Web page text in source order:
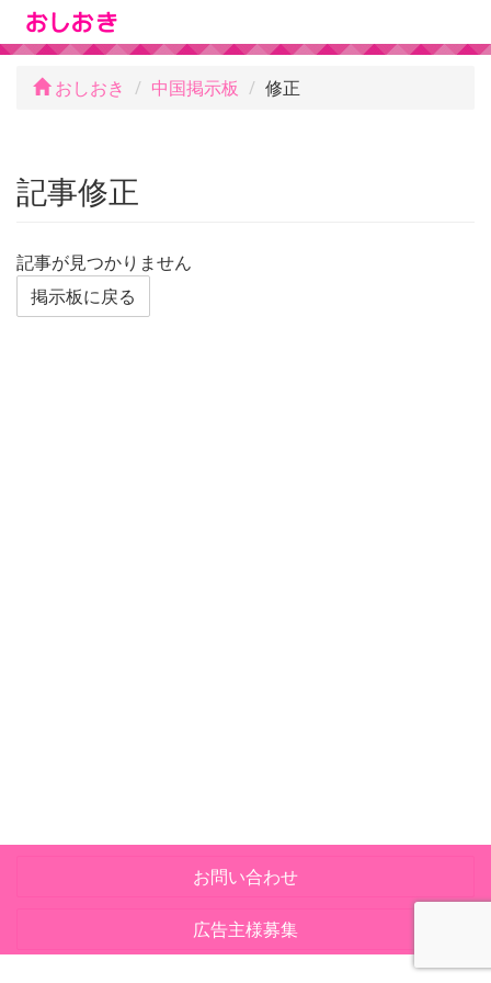
おしおき 中国掲示板 修正
記事修正
記事が見つかりません
掲示板に戻る
お問い合わせ
広告主様募集